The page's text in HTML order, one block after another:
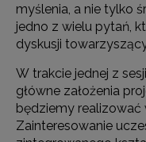
myślenia, a nie tylko
jedno z wielu pytań,
dyskusji
W trakcie jednej z
główne założenia
będziemy realizować
Zainteresowanie